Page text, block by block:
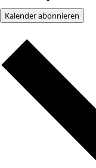
Kalender abonnieren